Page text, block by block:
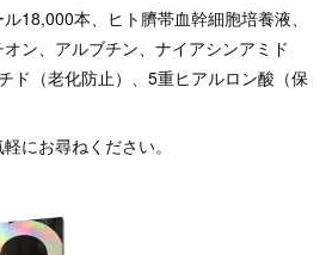
18,000本、ヒト臍帯血幹細胞培養液、
ン、アルブチン、ナイアシンアミド
ド（老化防止）、5重ヒアルロン酸（保
にお尋ねください。